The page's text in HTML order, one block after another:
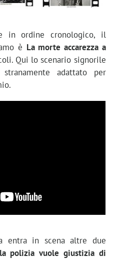
in ordine cronologico, il
è La morte accarezza a
Qui lo scenario signorile
adattato per
entra in scena altre due
polizia vuole giustizia di